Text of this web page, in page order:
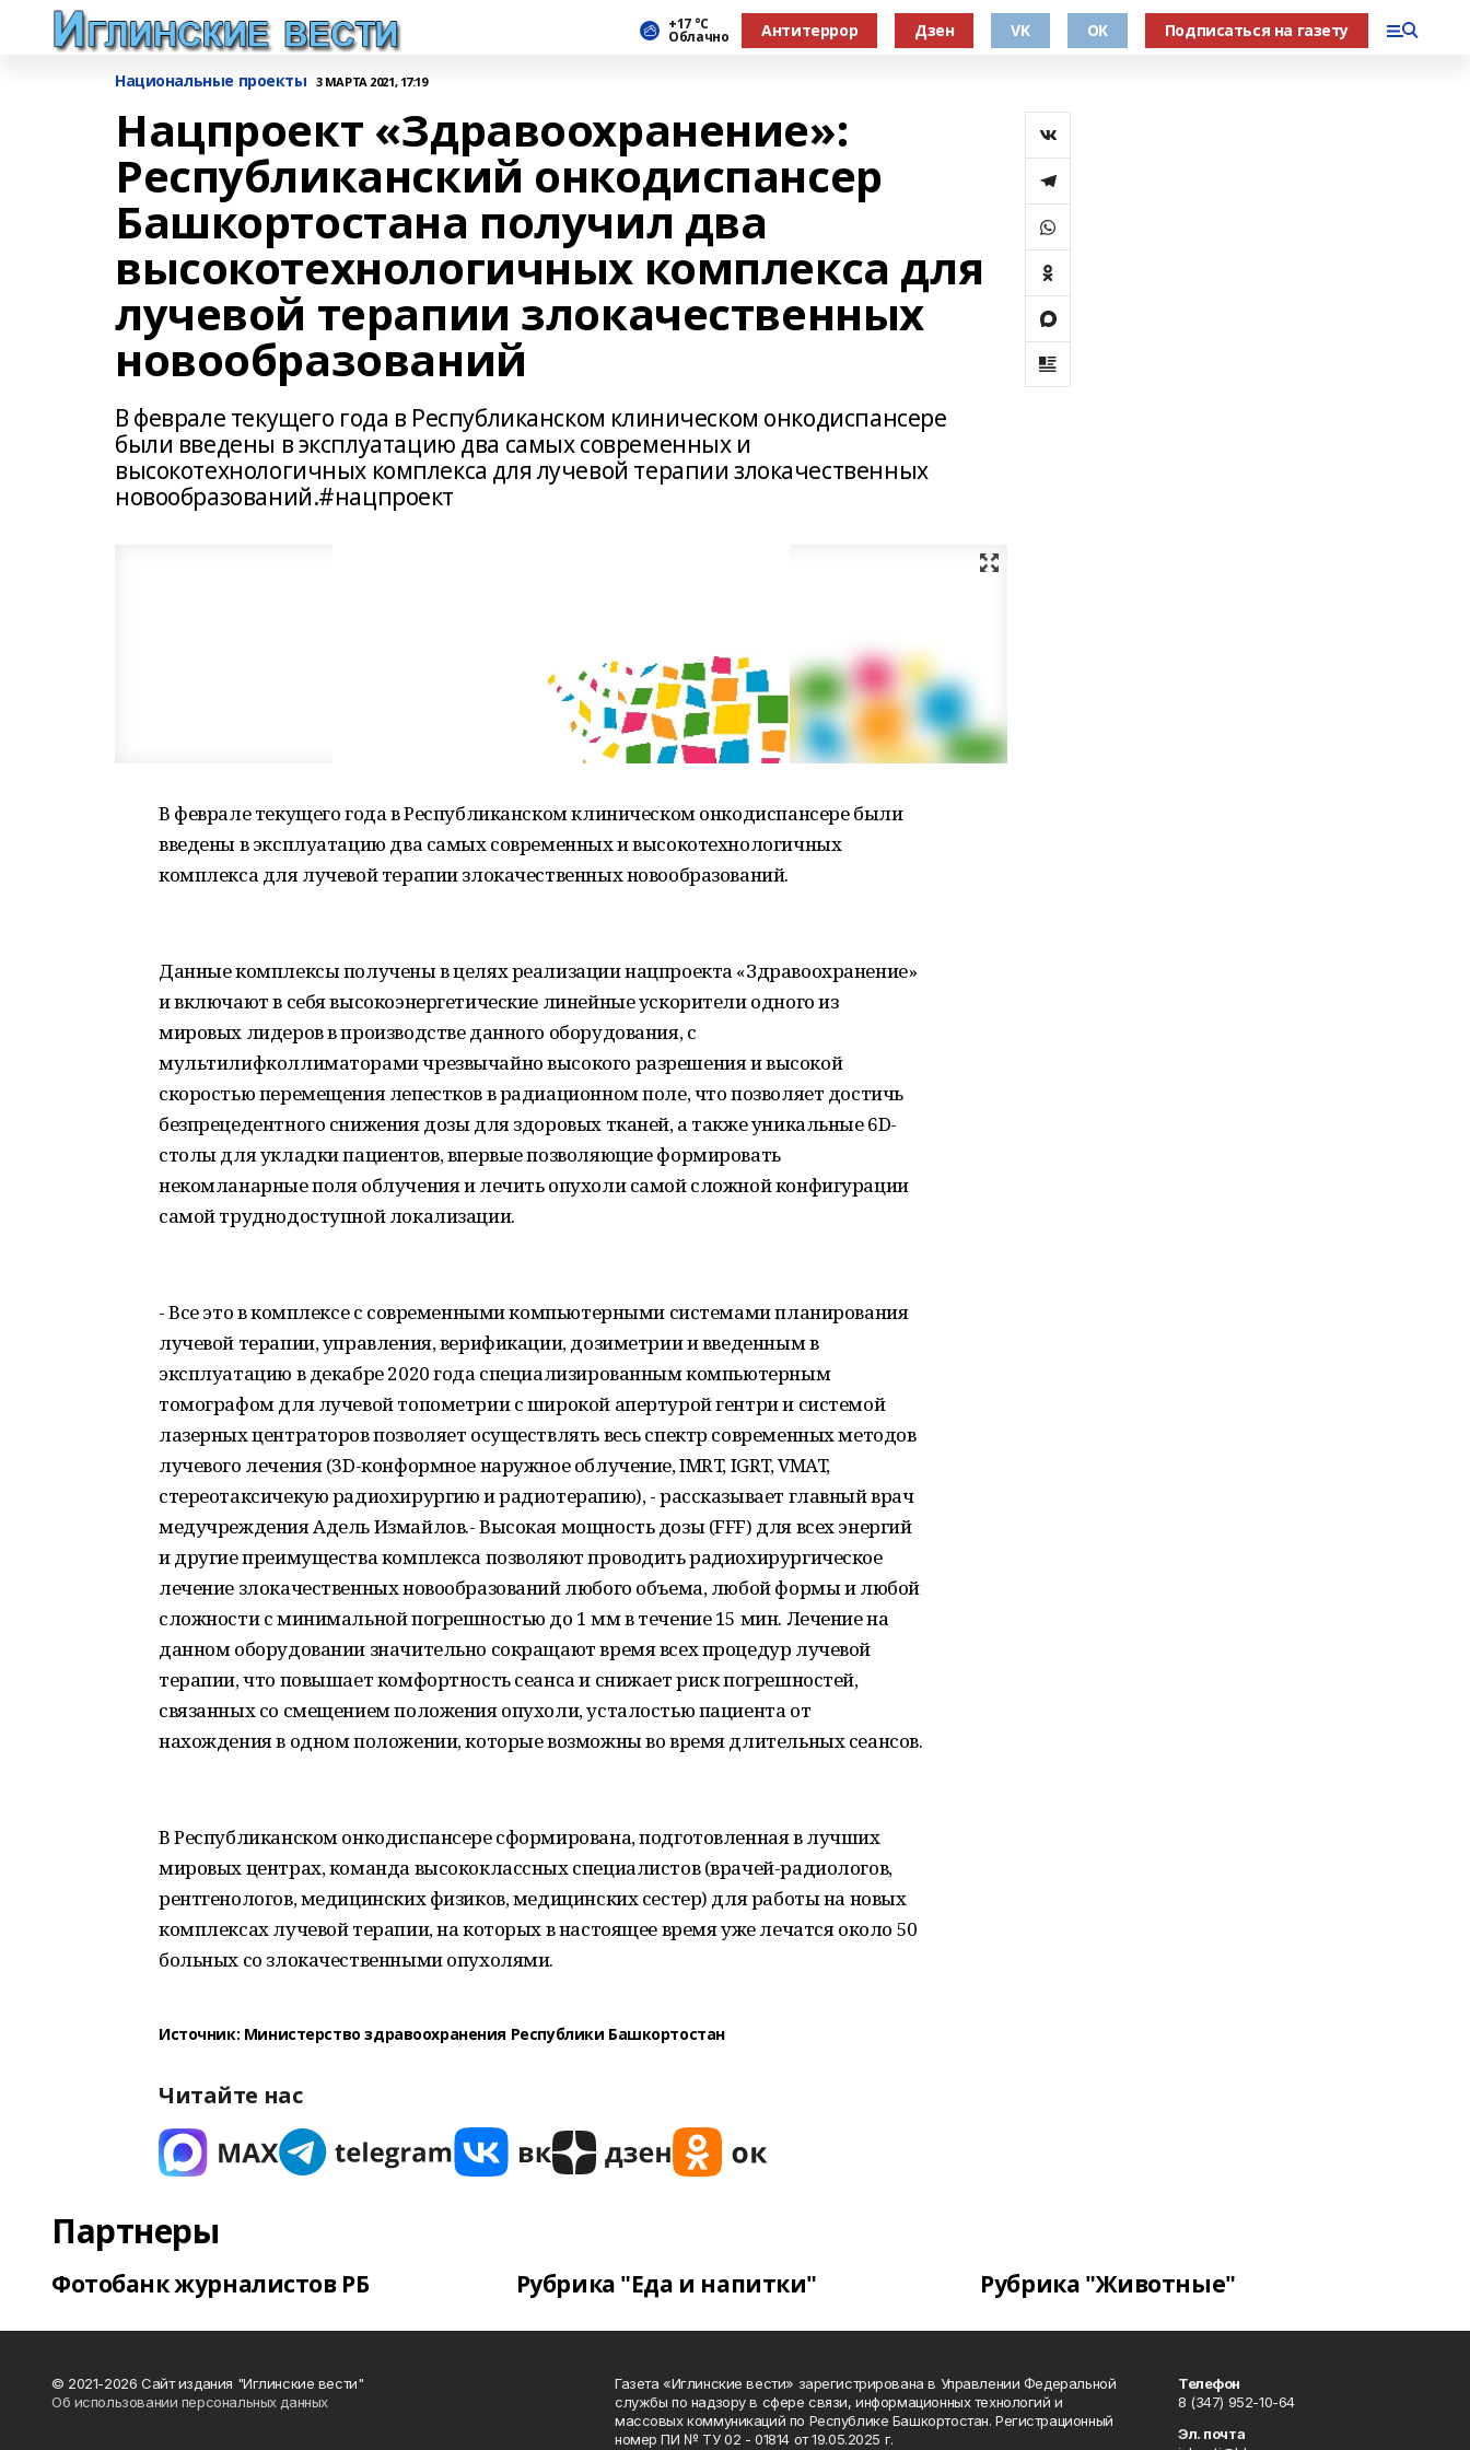
+17 °С
Облачно Антитеррор Дзен VK OK Подписаться на газету
Национальные проекты 3 МАРТА 2021, 17:19
Нацпроект «Здравоохранение»:
Республиканский онкодиспансер
Башкортостана получил два
высокотехнологичных комплекса для
лучевой терапии злокачественных
новообразований
В феврале текущего года в Республиканском клиническом онкодиспансере
были введены в эксплуатацию два самых современных и
высокотехнологичных комплекса для лучевой терапии злокачественных
новообразований.#нацпроект
В феврале текущего года в Республиканском клиническом онкодиспансере были
введены в эксплуатацию два самых современных и высокотехнологичных
комплекса для лучевой терапии злокачественных новообразований.
Данные комплексы получены в целях реализации нацпроекта «Здравоохранение»
и включают в себя высокоэнергетические линейные ускорители одного из
мировых лидеров в производстве данного оборудования, с
мультилифколлиматорами чрезвычайно высокого разрешения и высокой
скоростью перемещения лепестков в радиационном поле, что позволяет достичь
безпрецедентного снижения дозы для здоровых тканей, а также уникальные 6D-
столы для укладки пациентов, впервые позволяющие формировать
некомланарные поля облучения и лечить опухоли самой сложной конфигурации
самой труднодоступной локализации.
- Все это в комплексе с современными компьютерными системами планирования
лучевой терапии, управления, верификации, дозиметрии и введенным в
эксплуатацию в декабре 2020 года специализированным компьютерным
томографом для лучевой топометрии с широкой апертурой гентри и системой
лазерных центраторов позволяет осуществлять весь спектр современных методов
лучевого лечения (3D-конформное наружное облучение, IMRT, IGRT, VMAT,
стереотаксичекую радиохирургию и радиотерапию), - рассказывает главный врач
медучреждения Адель Измайлов.- Высокая мощность дозы (FFF) для всех энергий
и другие преимущества комплекса позволяют проводить радиохирургическое
лечение злокачественных новообразований любого объема, любой формы и любой
сложности с минимальной погрешностью до 1 мм в течение 15 мин. Лечение на
данном оборудовании значительно сокращают время всех процедур лучевой
терапии, что повышает комфортность сеанса и снижает риск погрешностей,
связанных со смещением положения опухоли, усталостью пациента от
нахождения в одном положении, которые возможны во время длительных сеансов.
В Республиканском онкодиспансере сформирована, подготовленная в лучших
мировых центрах, команда высококлассных специалистов (врачей-радиологов,
рентгенологов, медицинских физиков, медицинских сестер) для работы на новых
комплексах лучевой терапии, на которых в настоящее время уже лечатся около 50
больных со злокачественными опухолями.
Источник: Министерство здравоохранения Республики Башкортостан
Читайте нас
Партнеры
Фотобанк журналистов РБ Рубрика "Еда и напитки" Рубрика "Животные"
© 2021-2026 Сайт издания "Иглинские вести"
Об использовании персональных данных
Газета «Иглинские вести» зарегистрирована в Управлении Федеральной
службы по надзору в сфере связи, информационных технологий и
массовых коммуникаций по Республике Башкортостан. Регистрационный
номер ПИ № ТУ 02 - 01814 от 19.05.2025 г.
Телефон
8 (347) 952-10-64
Эл. почта